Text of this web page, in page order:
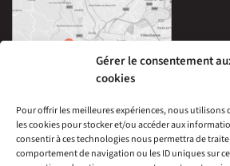
Gérer le consentement
cookies
Pour offrir les meilleures expériences, nous utilisons
les cookies pour stocker et/ou accéder aux
consentir à ces technologies nous permettra de
comportement de navigation ou les ID uniques sur
33 Avenue Edouard Millaud,
69290 Craponne, France